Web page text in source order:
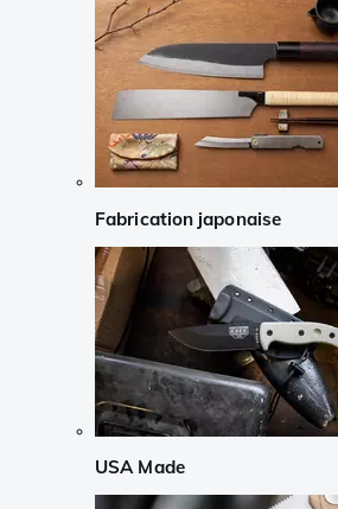
Fabrication japonaise
USA Made